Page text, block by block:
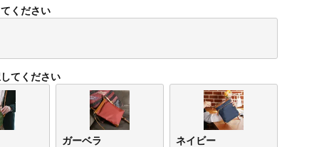
)
ください
てください
ガーベラ ネイビー